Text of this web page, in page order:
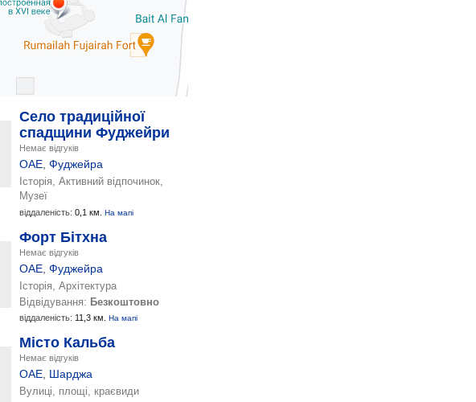
Село традиційної
спадщини Фуджейри
Немає відгуків
ОАЕ, Фуджейра
Історія, Активний відпочинок,
Музеї
віддаленість: 0,1 км. На мапі
Форт Бітхна
Немає відгуків
ОАЕ, Фуджейра
Історія, Архітектура
Відвідування: Безкоштовно
віддаленість: 11,3 км. На мапі
Місто Кальба
Немає відгуків
ОАЕ, Шарджа
Вулиці, площі, краєвиди